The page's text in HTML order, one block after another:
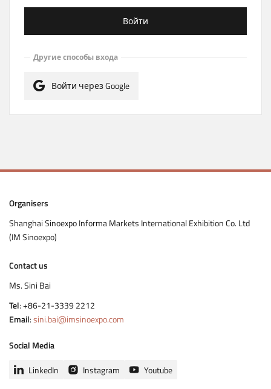
Войти
Другие способы входа
Войти через Google
Organisers
Shanghai Sinoexpo Informa Markets International Exhibition Co. Ltd
(IM Sinoexpo)
Contact us
Ms. Sini Bai
Tel: +86-21-3339 2212
Email:sini.bai@imsinoexpo.com
Social Media
LinkedIn
Instagram Youtube